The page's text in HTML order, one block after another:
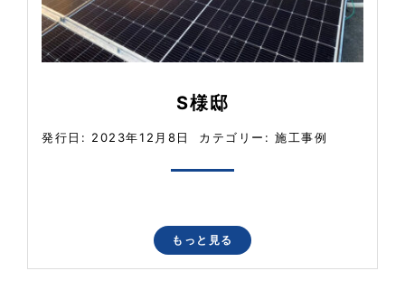
S様邸
発行日: 2023年12月8日 カテゴリー:施工事例
もっと見る